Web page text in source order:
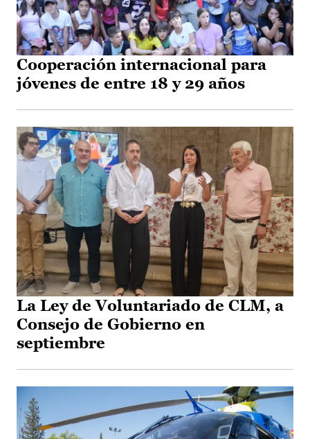
Cooperación internacional para
jóvenes de entre 18 y 29 años
La Ley de Voluntariado de CLM, a
Consejo de Gobierno en
septiembre